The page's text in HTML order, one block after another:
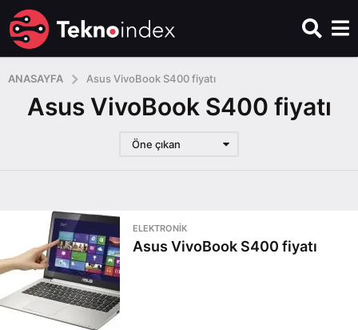
ANASAYFA Asus VivoBook S400 fiyatı
Asus VivoBook S400 fiyatı
Öne çıkan
ELEKTRONIK
Asus VivoBook S400 fiyatı